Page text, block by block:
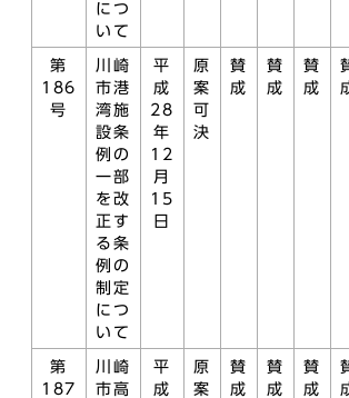
につ
いて
第
186
号
川崎
市港
湾施
設条
例の
一部
を改
正す
る条
例の
制定
につ
いて
平
成
28
年
12
月
15
日
原
案
可
決
賛
成
賛
成
賛
成
第
187
川崎
市高
平
成
原
案
賛
成
賛
成
賛
成